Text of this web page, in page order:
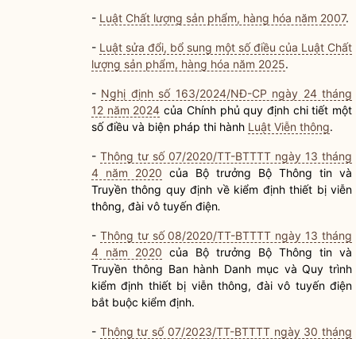
- Luật Chất lượng sản phẩm, hàng hóa năm 2007.
- Luật sửa đổi, bổ sung một số điều của Luật Chất
lượng sản phẩm, hàng hóa năm 2025.
- Nghị định số 163/2024/NĐ-CP ngày 24 tháng
12 năm 2024 của Chính phủ quy định chi tiết một
số điều và biện pháp thi hành Luật Viễn thông.
- Thông tư số 07/2020/TT-BTTTT ngày 13 tháng
4 năm 2020 của Bộ trưởng Bộ Thông tin và
Truyền thông quy định về kiểm định thiết bị viễn
thông, đài vô tuyến điện.
- Thông tư số 08/2020/TT-BTTTT ngày 13 tháng
4 năm 2020 của Bộ trưởng Bộ Thông tin và
Truyền thông Ban hành Danh mục và Quy trình
kiểm định thiết bị viễn thông, đài vô tuyến điện
bắt buộc kiểm định.
- Thông tư số 07/2023/TT-BTTTT ngày 30 tháng